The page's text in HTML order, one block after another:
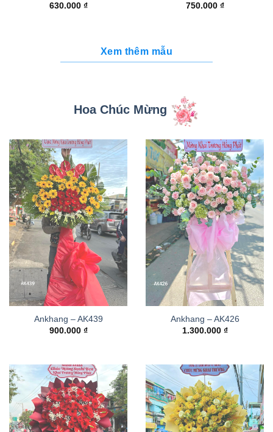
630.000 ₫
750.000 ₫
Xem thêm mẫu
Hoa Chúc Mừng
Ankhang – AK439
900.000 ₫
Ankhang – AK426
1.300.000 ₫